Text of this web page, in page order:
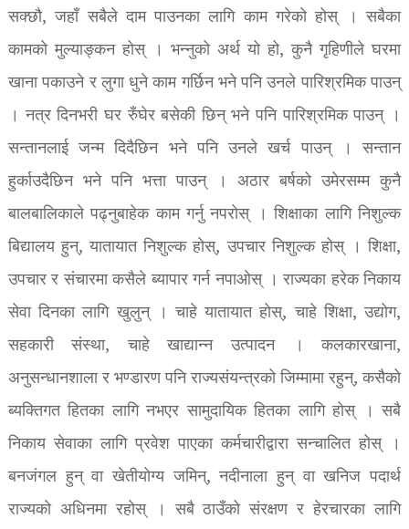
सक्छौ, जहाँ सबैले दाम पाउनका लागि काम गरेको होस् । सबैका
कामको मुल्याङ्कन होस् । भन्नुको अर्थ यो हो, कुनै गृहिणीले घरमा
खाना पकाउने र लुगा धुने काम गर्छिन भने पनि उनले पारिश्रमिक पाउन्
। नत्र दिनभरी घर रुँघेर बसेकी छिन् भने पनि पारिश्रमिक पाउन् ।
सन्तानलाई जन्म दिदैछिन भने पनि उनले खर्च पाउन् । सन्तान
हुर्काउदैछिन भने पनि भत्ता पाउन् । अठार बर्षको उमेरसम्म कुनै
बालबालिकाले पढ्नुबाहेक काम गर्नु नपरोस् । शिक्षाका लागि निशुल्क
बिद्यालय हुन्, यातायात निशुल्क होस्, उपचार निशुल्क होस् । शिक्षा,
उपचार र संचारमा कसैले ब्यापार गर्न नपाओस् । राज्यका हरेक निकाय
सेवा दिनका लागि खुलुन् । चाहे यातायात होस्, चाहे शिक्षा, उद्योग,
सहकारी संस्था, चाहे खाद्यान्न उत्पादन । कलकारखाना,
अनुसन्धानशाला र भण्डारण पनि राज्यसंयन्त्रको जिम्मामा रहुन्, कसैको
ब्यक्तिगत हितका लागि नभएर सामुदायिक हितका लागि होस् । सबै
निकाय सेवाका लागि प्रवेश पाएका कर्मचारीद्वारा सन्चालित होस् ।
बनजंगल हुन् वा खेतीयोग्य जमिन्, नदीनाला हुन् वा खनिज पदार्थ
राज्यको अधिनमा रहोस् । सबै ठाउँको संरक्षण र हेरचारका लागि